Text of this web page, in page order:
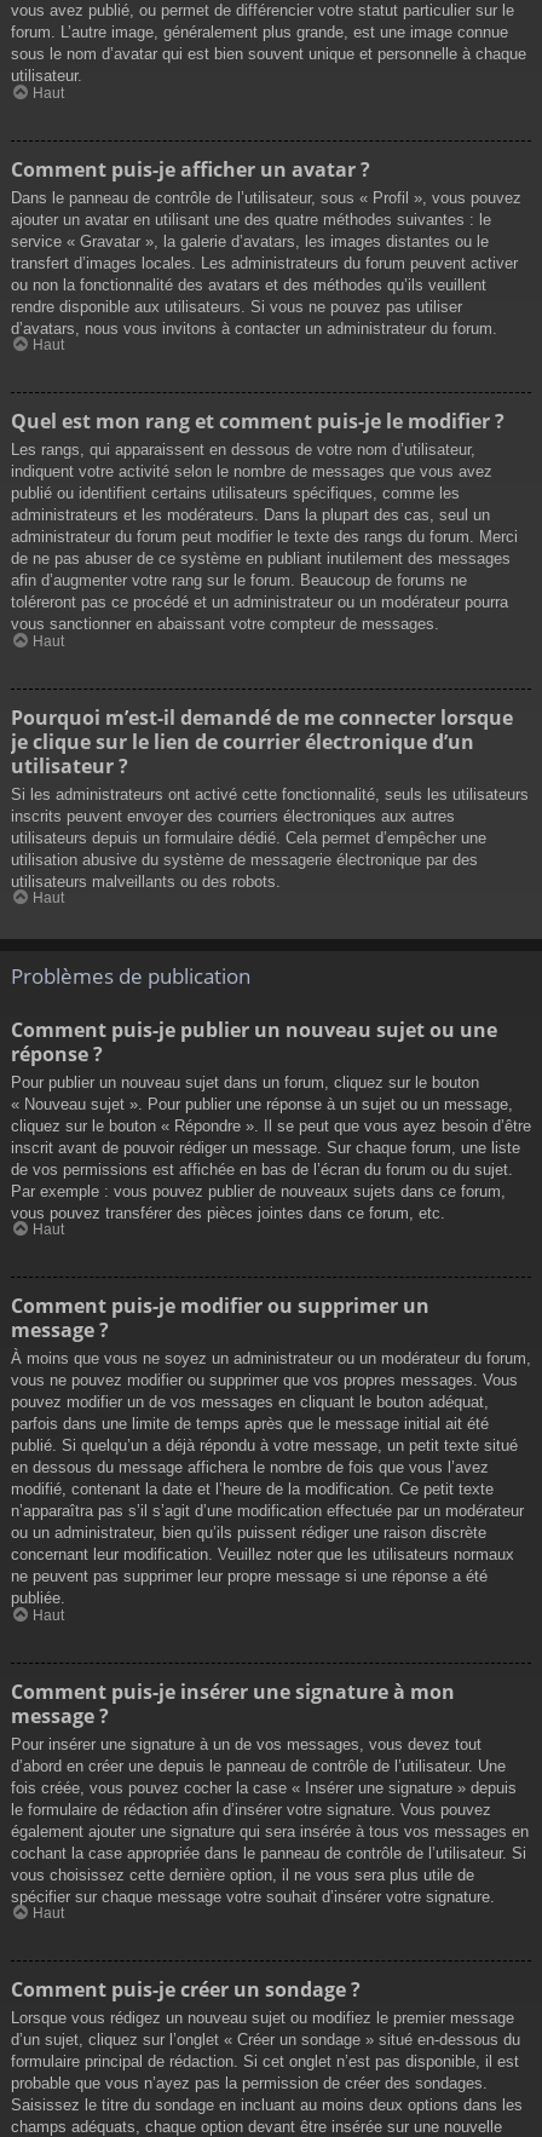
vous avez publié, ou permet de différencier votre statut particulier sur le
forum. L’autre image, généralement plus grande, est une image connue
sous le nom d’avatar qui est bien souvent unique et personnelle à chaque
utilisateur.
Haut
Comment puis-je afficher un avatar ?
Dans le panneau de contrôle de l’utilisateur, sous « Profil », vous pouvez
ajouter un avatar en utilisant une des quatre méthodes suivantes : le
service « Gravatar », la galerie d’avatars, les images distantes ou le
transfert d’images locales. Les administrateurs du forum peuvent activer
ou non la fonctionnalité des avatars et des méthodes qu’ils veuillent
rendre disponible aux utilisateurs. Si vous ne pouvez pas utiliser
d’avatars, nous vous invitons à contacter un administrateur du forum.
Haut
Quel est mon rang et comment puis-je le modifier ?
Les rangs, qui apparaissent en dessous de votre nom d’utilisateur,
indiquent votre activité selon le nombre de messages que vous avez
publié ou identifient certains utilisateurs spécifiques, comme les
administrateurs et les modérateurs. Dans la plupart des cas, seul un
administrateur du forum peut modifier le texte des rangs du forum. Merci
de ne pas abuser de ce système en publiant inutilement des messages
afin d’augmenter votre rang sur le forum. Beaucoup de forums ne
toléreront pas ce procédé et un administrateur ou un modérateur pourra
vous sanctionner en abaissant votre compteur de messages.
Haut
Pourquoi m’est-il demandé de me connecter lorsque
je clique sur le lien de courrier électronique d’un
utilisateur ?
Si les administrateurs ont activé cette fonctionnalité, seuls les utilisateurs
inscrits peuvent envoyer des courriers électroniques aux autres
utilisateurs depuis un formulaire dédié. Cela permet d’empêcher une
utilisation abusive du système de messagerie électronique par des
utilisateurs malveillants ou des robots.
Haut
Problèmes de publication
Comment puis-je publier un nouveau sujet ou une
réponse ?
Pour publier un nouveau sujet dans un forum, cliquez sur le bouton
« Nouveau sujet ». Pour publier une réponse à un sujet ou un message,
cliquez sur le bouton « Répondre ». Il se peut que vous ayez besoin d’être
inscrit avant de pouvoir rédiger un message. Sur chaque forum, une liste
de vos permissions est affichée en bas de l’écran du forum ou du sujet.
Par exemple : vous pouvez publier de nouveaux sujets dans ce forum,
vous pouvez transférer des pièces jointes dans ce forum, etc.
Haut
Comment puis-je modifier ou supprimer un
message ?
À moins que vous ne soyez un administrateur ou un modérateur du forum,
vous ne pouvez modifier ou supprimer que vos propres messages. Vous
pouvez modifier un de vos messages en cliquant le bouton adéquat,
parfois dans une limite de temps après que le message initial ait été
publié. Si quelqu’un a déjà répondu à votre message, un petit texte situé
en dessous du message affichera le nombre de fois que vous l’avez
modifié, contenant la date et l’heure de la modification. Ce petit texte
n’apparaîtra pas s’il s’agit d’une modification effectuée par un modérateur
ou un administrateur, bien qu’ils puissent rédiger une raison discrète
concernant leur modification. Veuillez noter que les utilisateurs normaux
ne peuvent pas supprimer leur propre message si une réponse a été
publiée.
Haut
Comment puis-je insérer une signature à mon
message ?
Pour insérer une signature à un de vos messages, vous devez tout
d’abord en créer une depuis le panneau de contrôle de l’utilisateur. Une
fois créée, vous pouvez cocher la case « Insérer une signature » depuis
le formulaire de rédaction afin d’insérer votre signature. Vous pouvez
également ajouter une signature qui sera insérée à tous vos messages en
cochant la case appropriée dans le panneau de contrôle de l’utilisateur. Si
vous choisissez cette dernière option, il ne vous sera plus utile de
spécifier sur chaque message votre souhait d’insérer votre signature.
Haut
Comment puis-je créer un sondage ?
Lorsque vous rédigez un nouveau sujet ou modifiez le premier message
d’un sujet, cliquez sur l’onglet « Créer un sondage » situé en-dessous du
formulaire principal de rédaction. Si cet onglet n’est pas disponible, il est
probable que vous n’ayez pas la permission de créer des sondages.
Saisissez le titre du sondage en incluant au moins deux options dans les
champs adéquats, chaque option devant être insérée sur une nouvelle